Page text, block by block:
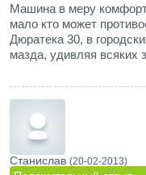
Машина в меру
мало кто может
Дюратека 30, в
мазда, удивляя всяких
Станислав (20-02-2013)